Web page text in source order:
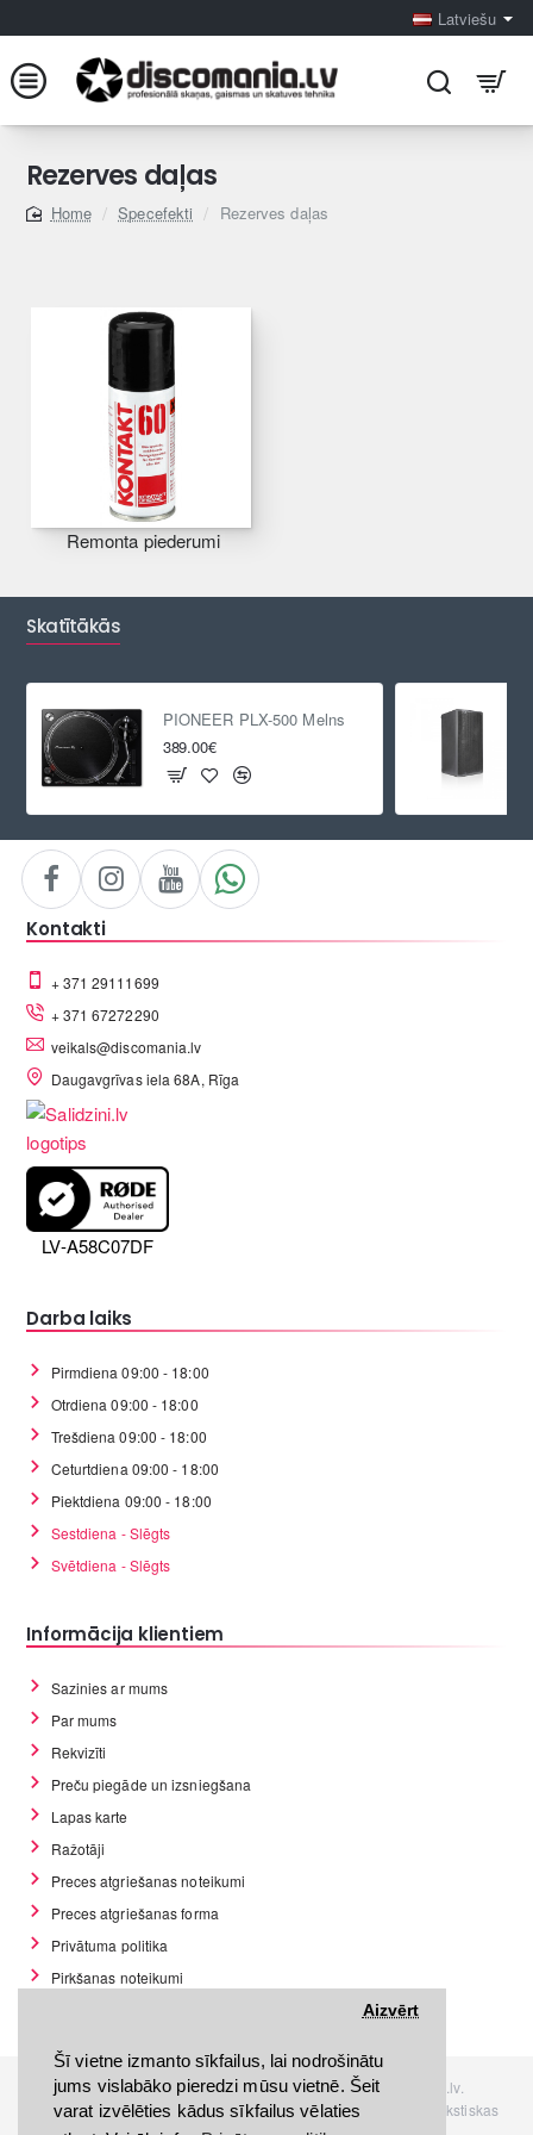
Šī vietne izmanto sīkfailus, lai nodrošinātu
jums vislabāko pieredzi mūsu vietnē. Šeit
varat izvēlēties kādus sīkfailus vēlaties
Aizvērt
Latviešu
Rezerves daļas
home
Specefekti Rezerves daļas
Remonta piederumi
Skatītākās
PIONEER PLX-500 Melns
389.00€
Kontakti
+ 371 29111699
+ 371 67272290
veikals@discomania.lv
Daugavgrīvas iela 68A, Rīga
LV-A58C07DF
Darba laiks
Pirmdiena 09:00 - 18:00
Otrdiena 09:00 - 18:00
Trešdiena 09:00 - 18:00
Ceturtdiena 09:00 - 18:00
Piektdiena 09:00 - 18:00
Sestdiena - Slēgts
Svētdiena - Slēgts
Informācija klientiem
Sazinies ar mums
Par mums
Rekvizīti
Preču piegāde un izsniegšana
Lapas karte
Ražotāji
Preces atgriešanas noteikumi
Preces atgriešanas forma
Privātuma politika
Pirkšanas noteikumi
Visas tiesības rezervētas. Interneta veikals www.Discomania.lv.
Jebkuras Discomania.lv informācijas pārpublicēšana, bez rakstiskas